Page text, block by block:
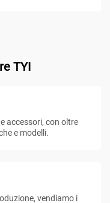
TYI
accessori, con oltre
e modelli.
vendiamo i